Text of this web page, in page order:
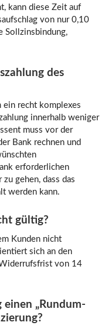
kann diese Zeit auf
von nur 0,10
Sollzinsbindung,
des
ein recht komplexes
innerhalb weniger
muss vor der
Bank rechnen und
erforderlichen
gehen, dass das
werden kann.
gültig?
Kunden nicht
sich an den
von 14
„Rundum-